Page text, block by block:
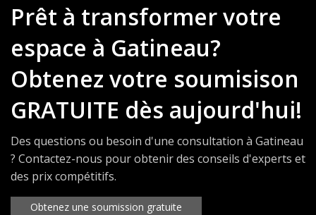
Prêt à transformer votre
espace à Gatineau?
Obtenez votre soumisison
GRATUITE dès aujourd'hui!
Des questions ou besoin d'une consultation à Gatineau
? Contactez-nous pour obtenir des conseils d'experts et
des prix compétitifs.
Obtenez une soumission gratuite